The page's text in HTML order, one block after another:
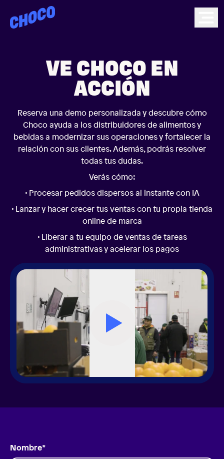
Choco
VE CHOCO EN
ACCIÓN
Reserva una demo personalizada y descubre cómo
Choco ayuda a los distribuidores de alimentos y
bebidas a modernizar sus operaciones y fortalecer la
relación con sus clientes. Además, podrás resolver
todas tus dudas.
Verás cómo:
• Procesar pedidos dispersos al instante con IA
• Lanzar y hacer crecer tus ventas con tu propia tienda
online de marca
• Liberar a tu equipo de ventas de tareas
administrativas y acelerar los pagos
Nombre*